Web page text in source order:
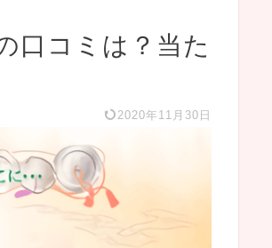
口コミは？当た
2020年11月30日